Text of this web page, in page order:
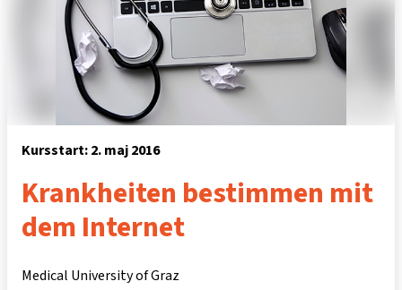
Kursstart: 2. maj 2016
Krankheiten bestimmen mit
dem Internet
Medical University of Graz